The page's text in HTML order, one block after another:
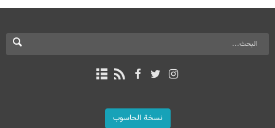
نسخة الحاسوب